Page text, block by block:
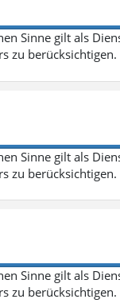
Sinne gilt als
zu berücksichtigen.
Sinne gilt als
zu berücksichtigen.
Sinne gilt als
zu berücksichtigen.